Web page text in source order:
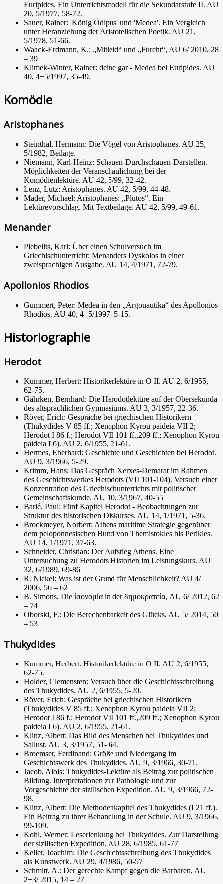
Euripides. Ein Unterrichtsmodell für die Sekundarstufe II. AU
20, 5/1977, 58-72.
Sauer, Rainer: 'König Ödipus' und 'Medea'. Ein Vergleich
unter Heranziehung der Aristotelischen Poetik. AU 21,
5/1978, 51-66.
Waack-Erdmann, K.: „Mitleid“ und „Furcht“, AU 6/ 2010, 28
– 39
Klimek-Winter, Rainer: deine gar - Medea bei Euripides. AU
40, 4+5/1997, 35-49.
Komödie
Aristophanes
Steinthal, Hermann: Die Vögel von Aristophanes. AU 25,
5/1982, Beilage.
Niemann, Karl-Heinz: Schauen-Durchschauen-Darstellen.
Möglichkeiten der Veranschaulichung bei der
Komödienlektüre. AU 42, 5/99, 32-42.
Lenz, Lutz: Aristophanes. AU 42, 5/99, 44-48.
Mader, Michael: Aristophanes: „Plutos“. Ein
Lektürevorschlag. Mit Textbeilage. AU 42, 5/99, 49-61.
Menander
Plebelits, Karl: Über einen Schulversuch im
Griechischunterricht: Menanders Dyskolos in einer
zweisprachigen Ausgabe. AU 14, 4/1971, 72-79.
Apollonios Rhodios
Gummert, Peter: Medea in den „Argonautika“ des Apollonios
Rhodios. AU 40, 4+5/1997, 5-15.
Historiographie
Herodot
Kummer, Herbert: Historikerlektüre in O II. AU 2, 6/1955,
62-75.
Gährken, Bernhard: Die Herodotlektüre auf der Obersekunda
des altsprachlichen Gymnasiums. AU 3, 3/1957, 22-36.
Röver, Erich: Gespräche bei griechischen Historikern
(Thukydides V 85 ff.; Xenophon Kyrou paideia VII 2;
Herodot I 86 f.; Herodot VII 101 ff.,209 ff.; Xenophon Kyrou
paideia I 6). AU 2, 6/1955, 21-61.
Hermes, Eberhard: Geschichte und Geschichten bei Herodot.
AU 9, 3/1966, 5-29.
Krimm, Hans: Das Gespräch Xerxes-Demarat im Rahmen
des Geschichtswerkes Herodots (VII 101-104). Versuch einer
Konzentration des Griechischunterrichts mit politischer
Gemeinschaftskunde. AU 10, 3/1967, 40-55
Barié, Paul: Fünf Kapitel Herodot - Beobachtungen zur
Struktur des historischen Diskurses. AU 14, 1/1971, 5-36.
Brockmeyer, Norbert: Athens maritime Strategie gegenüber
dem peloponnesischen Bund von Themistokles bis Perikles.
AU 14, 1/1971, 37-63.
Schneider, Christian: Der Aufstieg Athens. Eine
Untersuchung zu Herodots Historien im Leistungskurs. AU
32, 6/1989, 69-86
R. Nickel: Was ist der Grund für Menschlichkeit? AU 4/
2006, 56 – 62
B. Simons, Die ἰσονομία in der δημοκρατεία, AU 6/ 2012, 62
– 74
Oborski, F.: Die Berechenbarkeit des Glücks, AU 5/ 2014, 50
– 53
Thukydides
Kummer, Herbert: Historikerlektüre in O II. AU 2, 6/1955,
62-75.
Holder, Clemensten: Versuch über die Geschichtsschreibung
des Thukydides. AU 2, 6/1955, 5-20.
Röver, Erich: Gespräche bei griechischen Historikern
(Thukydides V 85 ff.; Xenophon Kyrou paideia VII 2;
Herodot I 86 f.; Herodot VII 101 ff.,209 ff.; Xenophon Kyrou
paideia I 6). AU 2, 6/1955, 21-61.
Klinz, Albert: Das Bild des Menschen bei Thukydides und
Sallust. AU 3, 3/1957, 51- 64.
Broemser, Ferdinand: Größe und Niedergang im
Geschichtswerk des Thukydides. AU 9, 3/1966, 30-71.
Jacob, Alois: Thukydides-Lektüre als Beitrag zur politischen
Bildung. Interpretationen zur Pathologie und zur
Vorgeschichte der sizilischen Expedition. AU 9, 3/1966, 72-
98.
Klinz, Albert: Die Methodenkapitel des Thukydides (I 21 ff.).
Ein Beitrag zu ihrer Behandlung in der Schule. AU 9, 3/1966,
99-109.
Kohl, Werner: Leserlenkung bei Thukydides. Zur Darstellung
der sizilischen Expedition. AU 28, 6/1985, 61-77
Keller, Joachim: Die Geschichtsschreibung des Thukydides
als Kunstwerk. AU 29, 4/1986, 50-57
Schmitt, A.: Der gerechte Kampf gegen die Barbaren, AU
2+3/ 2015, 14 – 27